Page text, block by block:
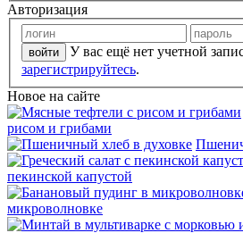
Авторизация
У вас ещё нет учетной
зарегистрируйтесь.
Новое на сайте
рисом и грибами
пекинской капустой
микроволновке